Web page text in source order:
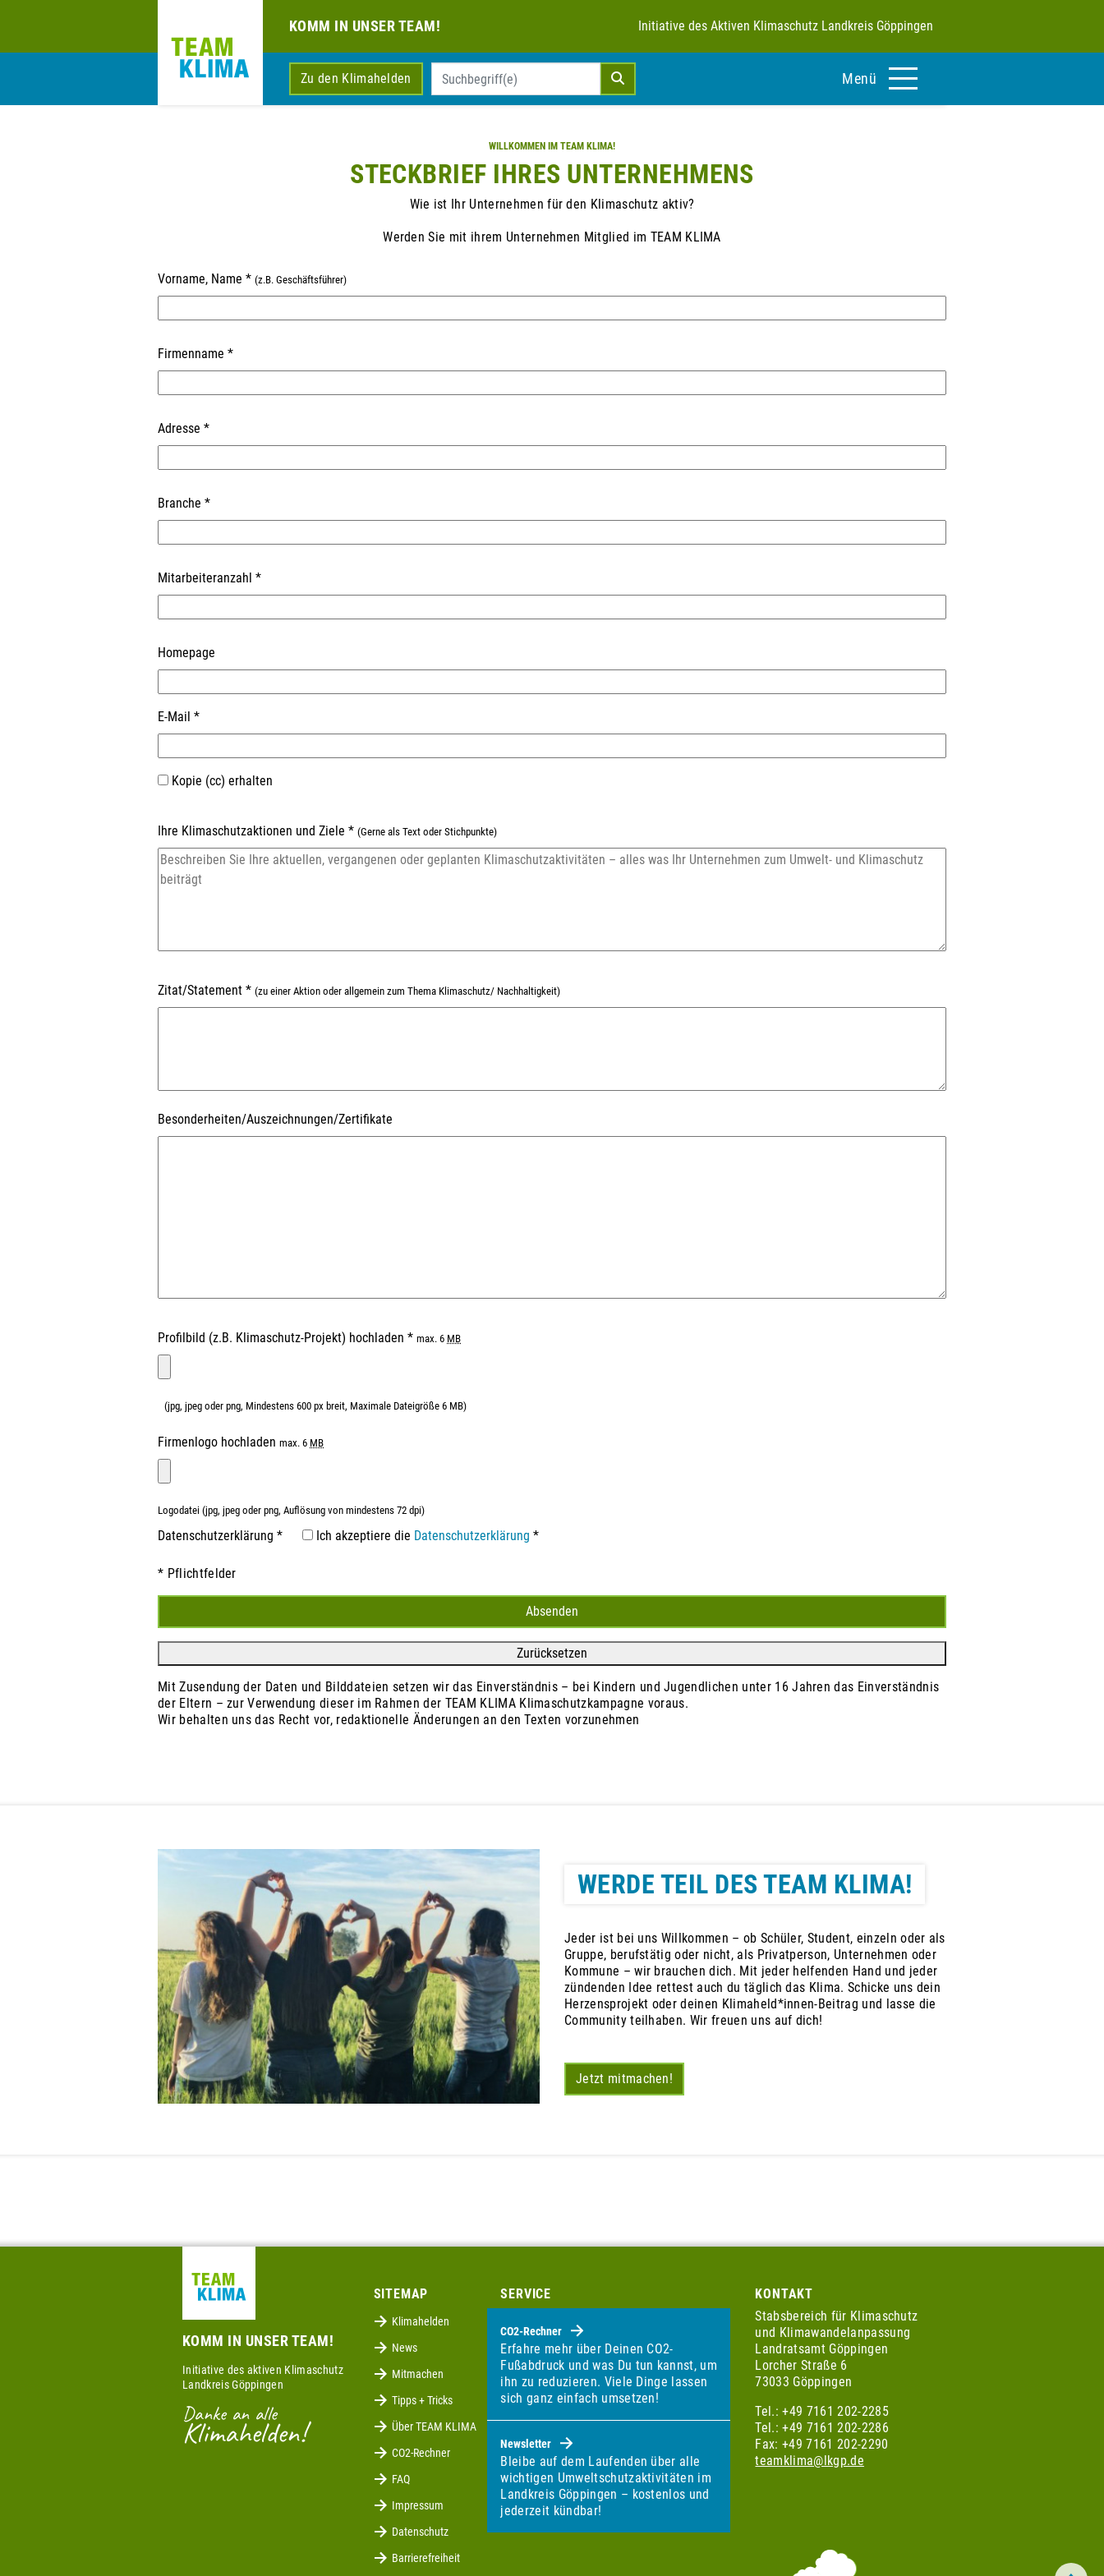
KOMM IN UNSER TEAM! Initiative des Aktiven Klimaschutz Landkreis Göppingen
Zu den Klimahelden Menü
WILLKOMMEN IM TEAM KLIMA!
STECKBRIEF IHRES UNTERNEHMENS
Wie ist Ihr Unternehmen für den Klimaschutz aktiv?
Werden Sie mit ihrem Unternehmen Mitglied im TEAM KLIMA
Vorname, Name * (z.B. Geschäftsführer)
Firmenname *
Adresse *
Branche *
Mitarbeiteranzahl *
Homepage
E-Mail *
Kopie (cc) erhalten
Ihre Klimaschutzaktionen und Ziele * (Gerne als Text oder Stichpunkte)
Zitat/Statement * (zu einer Aktion oder allgemein zum Thema Klimaschutz/ Nachhaltigkeit)
Besonderheiten/Auszeichnungen/Zertifikate
Profilbild (z.B. Klimaschutz-Projekt) hochladen * max. 6 MB
(jpg, jpeg oder png, Mindestens 600 px breit, Maximale Dateigröße 6 MB)
Firmenlogo hochladen max. 6 MB
Logodatei (jpg, jpeg oder png, Auflösung von mindestens 72 dpi)
Datenschutz­erklärung * Ich akzeptiere die Datenschutz­erklärung *
* Pflichtfelder
Mit Zusendung der Daten und Bilddateien setzen wir das Einverständnis – bei Kindern und Jugendlichen unter 16 Jahren das Einverständnis
der Eltern – zur Verwendung dieser im Rahmen der TEAM KLIMA Klimaschutzkampagne voraus.
Wir behalten uns das Recht vor, redaktionelle Änderungen an den Texten vorzunehmen
WERDE TEIL DES TEAM KLIMA!
Jeder ist bei uns Willkommen – ob Schüler, Student, einzeln oder als
Gruppe, berufstätig oder nicht, als Privatperson, Unternehmen oder
Kommune – wir brauchen dich. Mit jeder helfenden Hand und jeder
zündenden Idee rettest auch du täglich das Klima. Schicke uns dein
Herzensprojekt oder deinen Klimaheld*innen-Beitrag und lasse die
Community teilhaben. Wir freuen uns auf dich!
Jetzt mitmachen!
KOMM IN UNSER TEAM!
Initiative des aktiven Klimaschutz
Landkreis Göppingen
Danke an alle
Klimahelden!
SITEMAP
Klimahelden
News
Mitmachen
Tipps + Tricks
Über TEAM KLIMA
CO2-Rechner
FAQ
Impressum
Datenschutz
Barrierefreiheit
SERVICE
CO2-Rechner
Erfahre mehr über Deinen CO2-
Fußabdruck und was Du tun kannst, um
ihn zu reduzieren. Viele Dinge lassen
sich ganz einfach umsetzen!
Newsletter
Bleibe auf dem Laufenden über alle
wichtigen Umweltschutzaktivitäten im
Landkreis Göppingen – kostenlos und
jederzeit kündbar!
KONTAKT
Stabsbereich für Klimaschutz
und Klimawandelanpassung
Landratsamt Göppingen
Lorcher Straße 6
73033 Göppingen
Tel.: +49 7161 202-2285
Tel.: +49 7161 202-2286
Fax: +49 7161 202-2290
teamklima@lkgp.de